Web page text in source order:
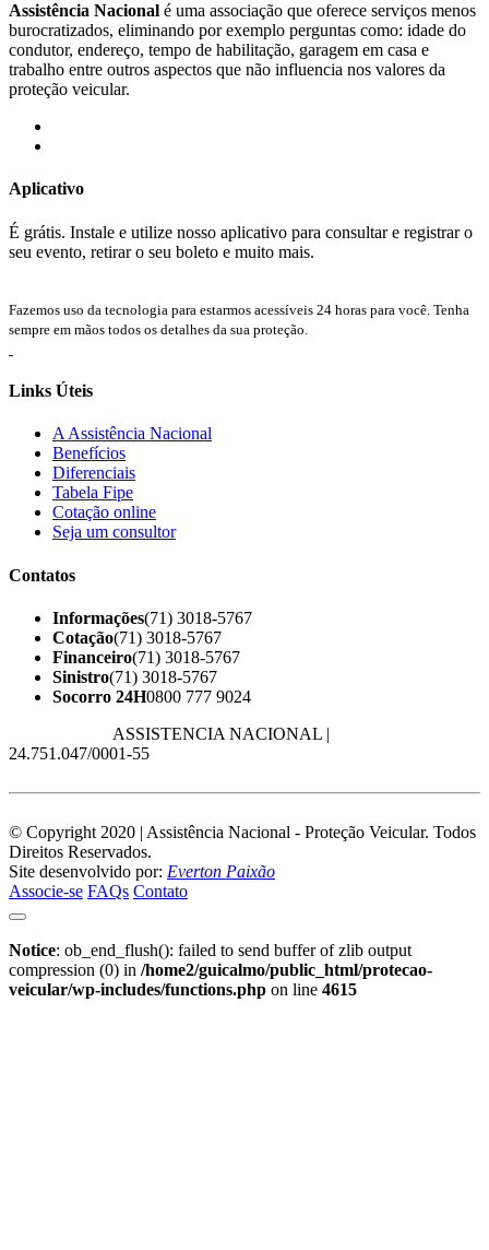
Assistência Nacional é uma associação que oferece serviços menos
burocratizados, eliminando por exemplo perguntas como: idade do
condutor, endereço, tempo de habilitação, garagem em casa e
trabalho entre outros aspectos que não influencia nos valores da
proteção veicular.
Aplicativo
É grátis. Instale e utilize nosso aplicativo para consultar e registrar o
seu evento, retirar o seu boleto e muito mais.
Fazemos uso da tecnologia para estarmos acessíveis 24 horas para você. Tenha
sempre em mãos todos os detalhes da sua proteção.
Links Úteis
A Assistência Nacional
Benefícios
Diferenciais
Tabela Fipe
Cotação online
Seja um consultor
Contatos
Informações(71) 3018-5767
Cotação(71) 3018-5767
Financeiro(71) 3018-5767
Sinistro(71) 3018-5767
Socorro 24H0800 777 9024
ASSISTENCIA NACIONAL |
24.751.047/0001-55
© Copyright 2020 | Assistência Nacional - Proteção Veicular. Todos
Direitos Reservados.
Site desenvolvido por: Everton Paixão
Associe-se FAQs Contato
Notice: ob_end_flush(): failed to send buffer of zlib output
compression (0) in /home2/guicalmo/public_html/protecao-
veicular/wp-includes/functions.php on line 4615